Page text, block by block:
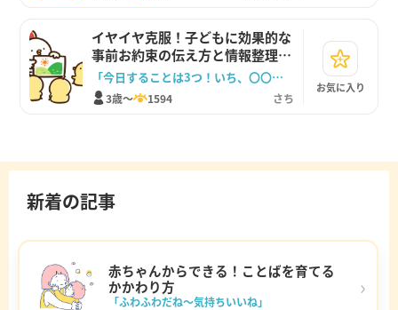
イヤイヤ克服！子どもに効果的な
事前お約束の伝え方と情報整理テ
クニック
「今日することは3つ！いち、〇〇。に、△△。さん、◻︎時になったら帰るよ」
3歳～ 1594 さち
お気に入り
新着の記事
赤ちゃんからできる！ことばを育てる
かかわり方
「ふわふわだね～気持ちいいね」
›